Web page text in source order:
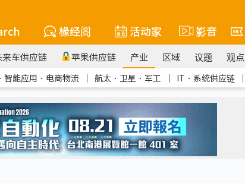
椽经阁 活动家 影音
来车供应链 苹果供应链 产业 区域 议题 观点
智能应用．电商物流 ｜ 航太．卫星．军工 ｜ IT．系统供应链 ｜